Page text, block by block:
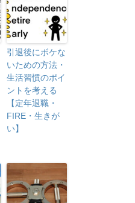
引退後にボケな
いための方法・
生活習慣のポイ
ントを考える
【定年退職・
FIRE・生きが
い】